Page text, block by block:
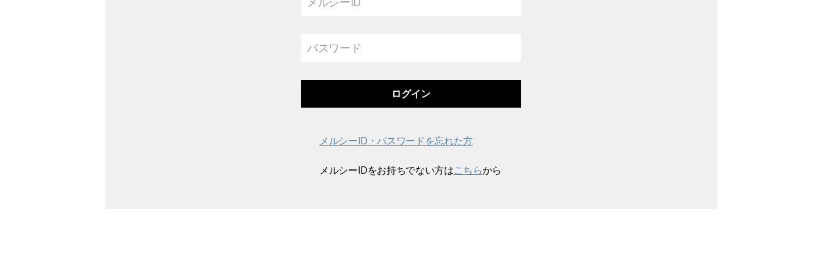
パスワード
メルシーID・パスワードを忘れた方
メルシーIDをお持ちでない方はこちらから